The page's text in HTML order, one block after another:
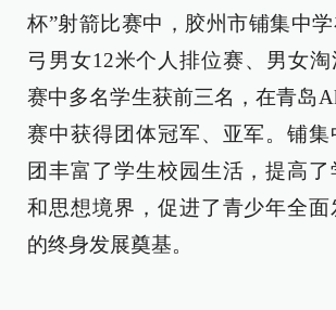
杯”射箭比赛中，胶州市铺集中
弓男女12米个人排位赛、男女
赛中多名学生获前三名，在青岛
赛中获得团体冠军、亚军。铺
团丰富了学生校园生活，提高
和思想境界，促进了青少年全面
的终身发展奠基。